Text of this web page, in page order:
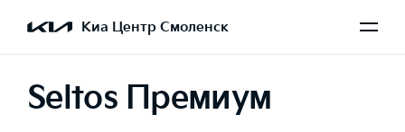
Киа Центр Смоленск
Seltos Премиум